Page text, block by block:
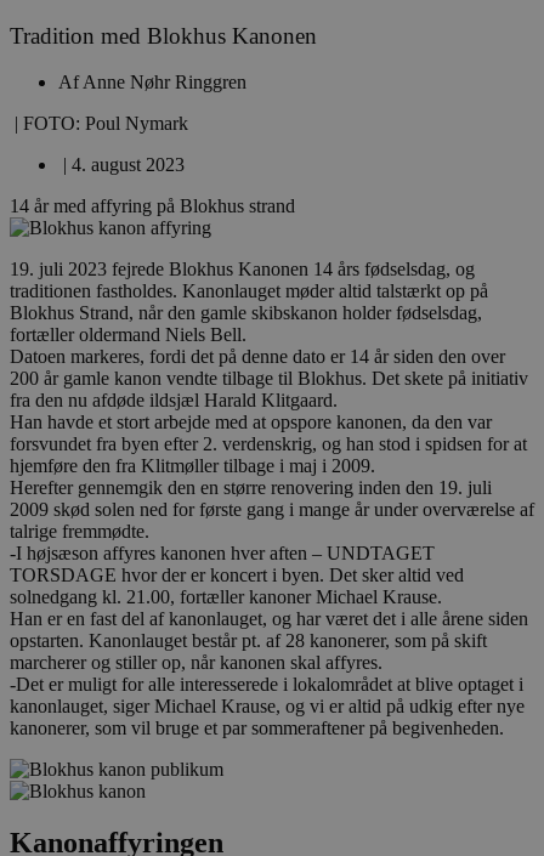
Tradition med Blokhus Kanonen
AfAnne Nøhr Ringgren
| FOTO: Poul Nymark
| 4. august 2023
14 år med affyring på Blokhus strand
19. juli 2023 fejrede Blokhus Kanonen 14 års fødselsdag, og
traditionen fastholdes. Kanonlauget møder altid talstærkt op på
Blokhus Strand, når den gamle skibskanon holder fødselsdag,
fortæller oldermand Niels Bell.
Datoen markeres, fordi det på denne dato er 14 år siden den over
200 år gamle kanon vendte tilbage til Blokhus. Det skete på initiativ
fra den nu afdøde ildsjæl Harald Klitgaard.
Han havde et stort arbejde med at opspore kanonen, da den var
forsvundet fra byen efter 2. verdenskrig, og han stod i spidsen for at
hjemføre den fra Klitmøller tilbage i maj i 2009.
Herefter gennemgik den en større renovering inden den 19. juli
2009 skød solen ned for første gang i mange år under overværelse af
talrige fremmødte.
-I højsæson affyres kanonen hver aften – UNDTAGET
TORSDAGE hvor der er koncert i byen. Det sker altid ved
solnedgang kl. 21.00, fortæller kanoner Michael Krause.
Han er en fast del af kanonlauget, og har været det i alle årene siden
opstarten. Kanonlauget består pt. af 28 kanonerer, som på skift
marcherer og stiller op, når kanonen skal affyres.
-Det er muligt for alle interesserede i lokalområdet at blive optaget i
kanonlauget, siger Michael Krause, og vi er altid på udkig efter nye
kanonerer, som vil bruge et par sommeraftener på begivenheden.
Kanonaffyringen